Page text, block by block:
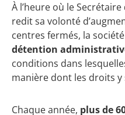
À l’heure où le
redit sa volonté
centres fermés, la
détention
conditions dans
manière dont les droits y
Chaque année, plus de